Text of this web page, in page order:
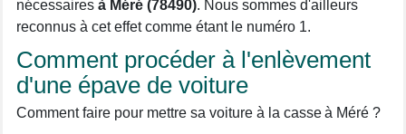
nécessaires à Méré (78490). Nous sommes d'ailleurs
reconnus à cet effet comme étant le numéro 1.
Comment procéder à l'enlèvement
d'une épave de voiture
Comment faire pour mettre sa voiture à la casse à Méré ?